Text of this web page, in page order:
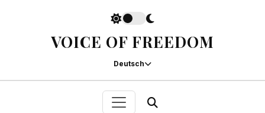
VOICE OF FREEDOM
Deutsch